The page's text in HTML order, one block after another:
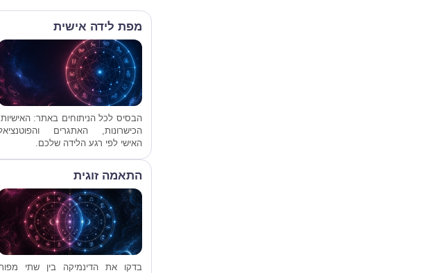
מפת לידה אישית
הבסיס לכל הניתוחים באתר:
הכישרונות, האתגרים
האישי לפי רגע הלידה שלכם.
התאמה זוגית
בדקו את הדינמיקה בין שתי